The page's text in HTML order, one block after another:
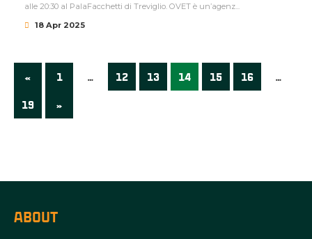
alle 20:30 al PalaFacchetti di Treviglio. OVET è un’agenz...
18 Apr 2025
« 1 … 12 13 14 15 16
…
19
»
ABOUT